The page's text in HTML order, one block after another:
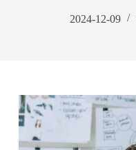
2024-12-09